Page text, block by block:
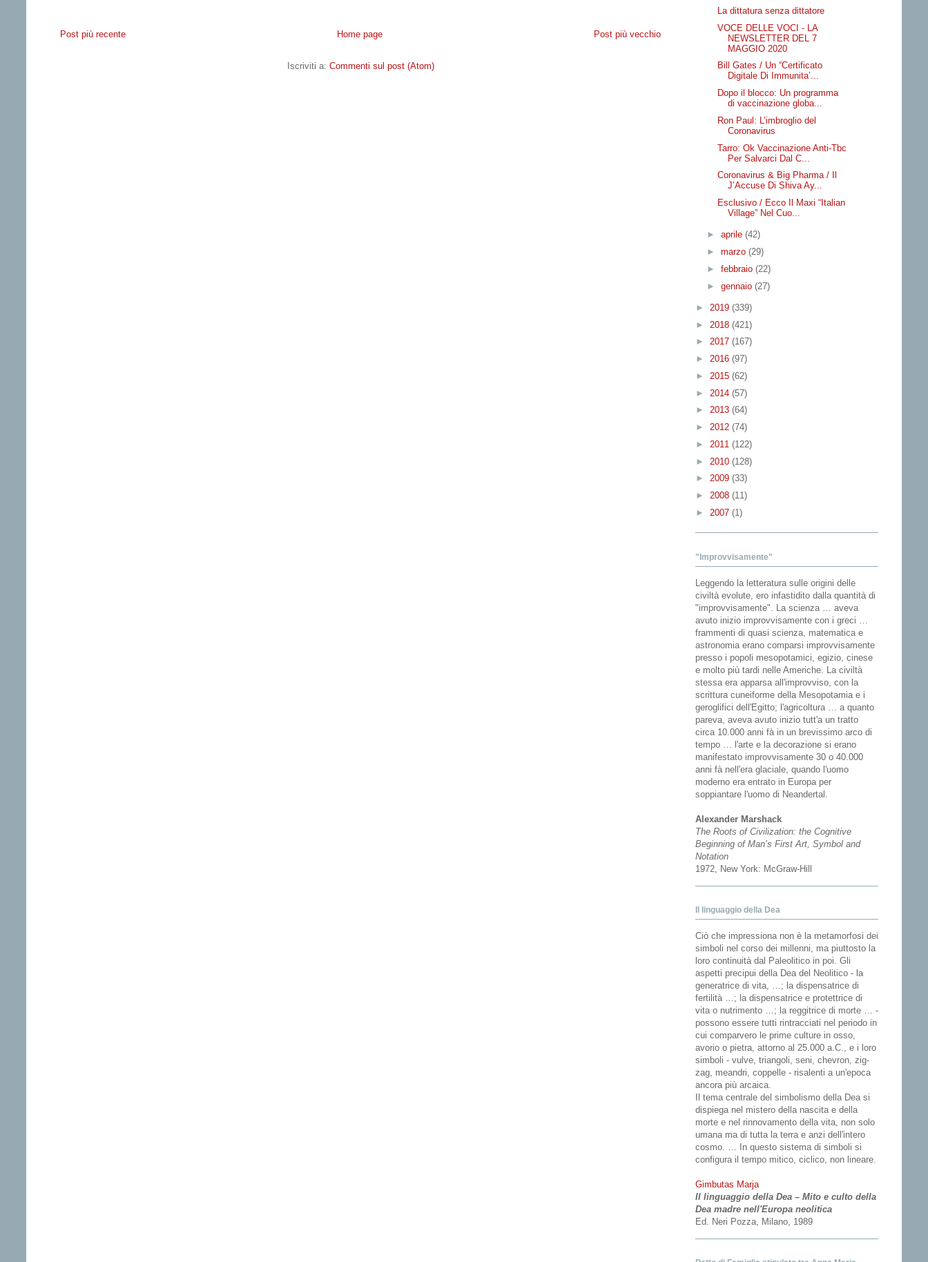
Post più recente Post più vecchio
Home page
Iscriviti a: Commenti sul post (Atom)
La dittatura senza dittatore
VOCE DELLE VOCI - LA
NEWSLETTER DEL 7
MAGGIO 2020
Bill Gates / Un “Certificato
Digitale Di Immunita’...
Dopo il blocco: Un programma
di vaccinazione globa...
Ron Paul: L’imbroglio del
Coronavirus
Tarro: Ok Vaccinazione Anti-Tbc
Per Salvarci Dal C...
Coronavirus & Big Pharma / Il
J’Accuse Di Shiva Ay...
Esclusivo / Ecco Il Maxi “Italian
Village” Nel Cuo...
► aprile (42)
► marzo (29)
► febbraio (22)
► gennaio (27)
► 2019 (339)
► 2018 (421)
► 2017 (167)
► 2016 (97)
► 2015 (62)
► 2014 (57)
► 2013 (64)
► 2012 (74)
► 2011 (122)
► 2010 (128)
► 2009 (33)
► 2008 (11)
► 2007 (1)
"Improvvisamente"
Leggendo la letteratura sulle origini delle
civiltà evolute, ero infastidito dalla quantità di
"improvvisamente". La scienza … aveva
avuto inizio improvvisamente con i greci …
frammenti di quasi scienza, matematica e
astronomia erano comparsi improvvisamente
presso i popoli mesopotamici, egizio, cinese
e molto più tardi nelle Americhe. La civiltà
stessa era apparsa all'improvviso, con la
scrittura cuneiforme della Mesopotamia e i
geroglifici dell'Egitto; l'agricoltura … a quanto
pareva, aveva avuto inizio tutt'a un tratto
circa 10.000 anni fà in un brevissimo arco di
tempo … l'arte e la decorazione si erano
manifestato improvvisamente 30 o 40.000
anni fà nell'era glaciale, quando l'uomo
moderno era entrato in Europa per
soppiantare l'uomo di Neandertal.
Alexander Marshack
The Roots of Civilization: the Cognitive
Beginning of Man’s First Art, Symbol and
Notation
1972, New York: McGraw-Hill
Il linguaggio della Dea
Ciò che impressiona non è la metamorfosi dei
simboli nel corso dei millenni, ma piuttosto la
loro continuità dal Paleolitico in poi. Gli
aspetti precipui della Dea del Neolitico - la
generatrice di vita, …; la dispensatrice di
fertilità …; la dispensatrice e protettrice di
vita o nutrimento …; la reggitrice di morte … -
possono essere tutti rintracciati nel periodo in
cui comparvero le prime culture in osso,
avorio o pietra, attorno al 25.000 a.C., e i loro
simboli - vulve, triangoli, seni, chevron, zig-
zag, meandri, coppelle - risalenti a un'epoca
ancora più arcaica.
Il tema centrale del simbolismo della Dea si
dispiega nel mistero della nascita e della
morte e nel rinnovamento della vita, non solo
umana ma di tutta la terra e anzi dell'intero
cosmo. … In questo sistema di simboli si
configura il tempo mitico, ciclico, non lineare.
Gimbutas Marja
Il linguaggio della Dea – Mito e culto della
Dea madre nell'Europa neolitica
Ed. Neri Pozza, Milano, 1989